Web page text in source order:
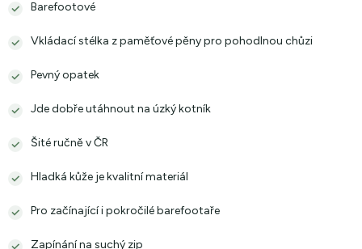
Barefootové
Vkládací stélka z paměťové pěny pro pohodlnou chůzi
Pevný opatek
Jde dobře utáhnout na úzký kotník
Šité ručně v ČR
Hladká kůže je kvalitní materiál
Pro začínající i pokročilé barefootaře
Zapínání na suchý zip